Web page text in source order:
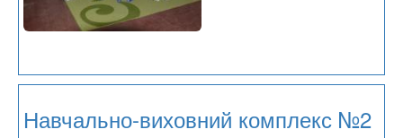
Навчально-виховний комплекс №2